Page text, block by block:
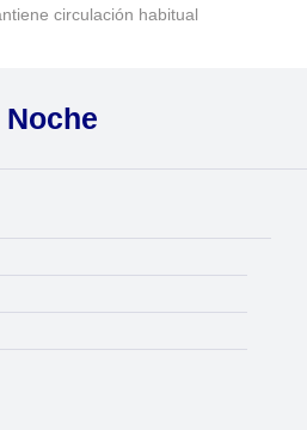
circulación habitual